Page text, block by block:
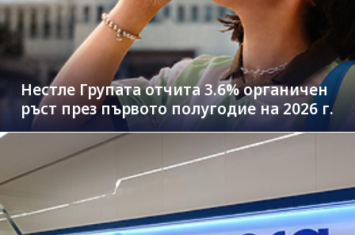
Нестле Групата отчита 3.6% органичен
ръст през първото полугодие на 2026 г.